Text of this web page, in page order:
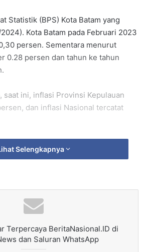
Statistik (BPS) Kota Batam yang
Kota Batam pada Februari 2023
persen. Sementara menurut
0.28 persen dan tahun ke tahun
saat ini, inflasi Provinsi Kepulauan
dan inflasi Nasional tercatat
deflasi pendorong pada februari
merah menduduki urutan teratas
0.01 persen.
komoditas inflasi/deflasi
pertama bayam -0.23 persen,
Selengkapnya
Terpercaya BeritaNasional.ID di
dan Saluran WhatsApp